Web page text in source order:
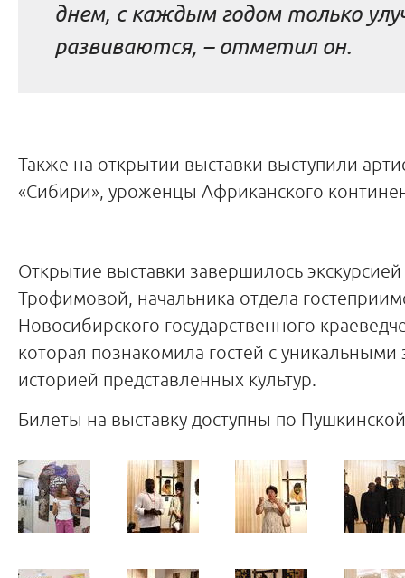
днем, с каждым годом только
развиваются, – отметил он.
Также на открытии выставки выступили
«Сибири», уроженцы Африканского
Открытие выставки завершилось
Трофимовой, начальника отдела
Новосибирского государственного
которая познакомила гостей с уникальными
историей представленных культур.
Билеты на выставку доступны по